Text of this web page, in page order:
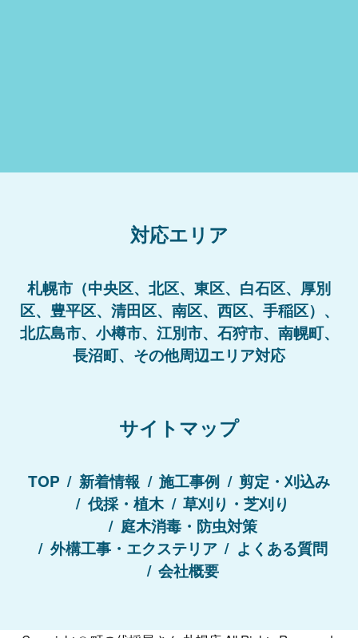
対応エリア
札幌市（中央区、北区、東区、白石区、厚別
区、豊平区、清田区、南区、西区、手稲区）、
北広島市、小樽市、江別市、石狩市、南幌町、
長沼町、その他周辺エリア対応
サイトマップ
TOP 新着情報 施工事例
剪定・刈込み
伐採・植木
草刈り・芝刈り
庭木消毒・防虫対策
外構工事・エクステリア
よくある質問
会社概要